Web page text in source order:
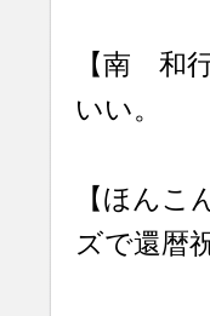
【南 和
いい。
【ほん
ズで還暦